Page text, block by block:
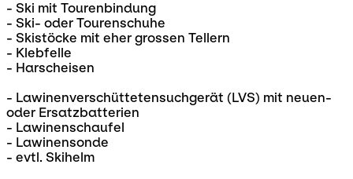
- Ski mit Tourenbindung
- Ski- oder Tourenschuhe
- Skistöcke mit eher grossen Tellern
- Klebfelle
- Harscheisen
- Lawinenverschüttetensuchgerät (LVS) mit neuen-
oder Ersatzbatterien
- Lawinenschaufel
- Lawinensonde
- evtl. Skihelm